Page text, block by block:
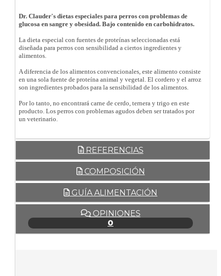
Dr. Clauder's dietas especiales para perros con problemas de
glucosa en sangre y obesidad. Bajo contenido en carbohidratos.
La dieta especial con fuentes de proteínas seleccionadas está
diseñada para perros con sensibilidad a ciertos ingredientes y
alimentos.
A diferencia de los alimentos convencionales, este alimento consiste
en una sola fuente de proteína animal y vegetal. El cordero y el arroz
son ingredientes probados para la sensibilidad de los alimentos.
Por lo tanto, no encontrará carne de cerdo, ternera y trigo en este
producto. Los perros con problemas agudos deben ser tratados por
un veterinario.
REFERENCIAS
COMPOSICIÓN
GUÍA ALIMENTACIÓN
OPINIONES
0